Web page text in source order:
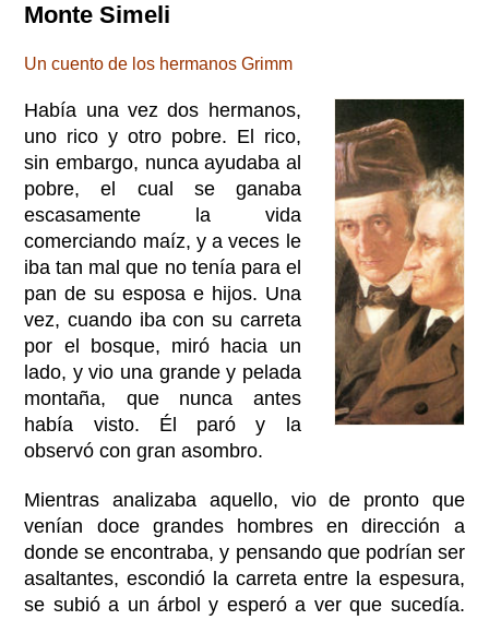
Monte Simeli
Un cuento de los hermanos Grimm
Había una vez dos hermanos,
uno rico y otro pobre. El rico,
sin embargo, nunca ayudaba al
pobre, el cual se ganaba
escasamente la vida
comerciando maíz, y a veces le
iba tan mal que no tenía para el
pan de su esposa e hijos. Una
vez, cuando iba con su carreta
por el bosque, miró hacia un
lado, y vio una grande y pelada
montaña, que nunca antes
había visto. Él paró y la
observó con gran asombro.
Mientras analizaba aquello, vio de pronto que
venían doce grandes hombres en dirección a
donde se encontraba, y pensando que podrían ser
asaltantes, escondió la carreta entre la espesura,
se subió a un árbol y esperó a ver que sucedía.